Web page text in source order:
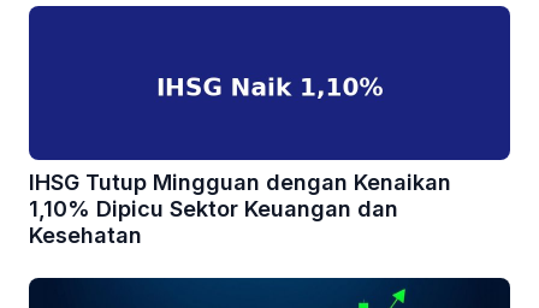
IHSG Tutup Mingguan dengan Kenaikan
1,10% Dipicu Sektor Keuangan dan
Kesehatan